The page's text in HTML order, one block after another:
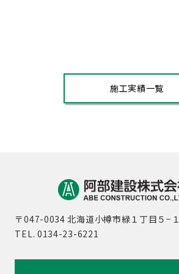
施工実績一覧
〒047-0034 北海道小樽市緑１丁目５−１
TEL. 0134-23-6221